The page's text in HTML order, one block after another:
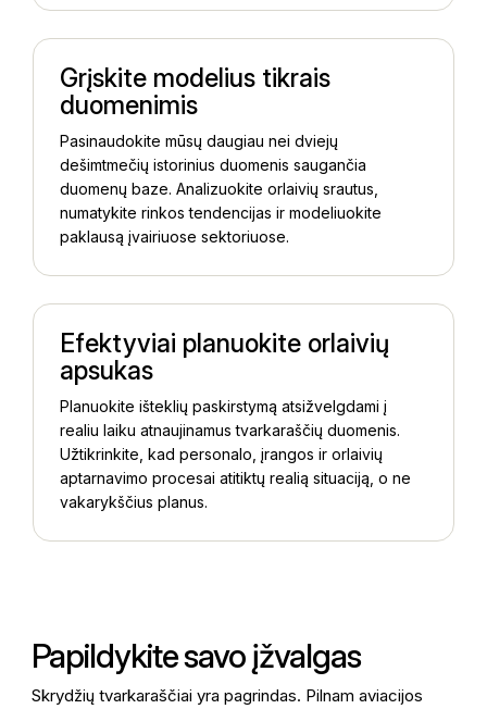
Grįskite modelius tikrais
duomenimis
Pasinaudokite mūsų daugiau nei dviejų
dešimtmečių istorinius duomenis saugančia
duomenų baze. Analizuokite orlaivių srautus,
numatykite rinkos tendencijas ir modeliuokite
paklausą įvairiuose sektoriuose.
Efektyviai planuokite orlaivių
apsukas
Planuokite išteklių paskirstymą atsižvelgdami į
realiu laiku atnaujinamus tvarkaraščių duomenis.
Užtikrinkite, kad personalo, įrangos ir orlaivių
aptarnavimo procesai atitiktų realią situaciją, o ne
vakarykščius planus.
Papildykite savo įžvalgas
Skrydžių tvarkaraščiai yra pagrindas. Pilnam aviacijos